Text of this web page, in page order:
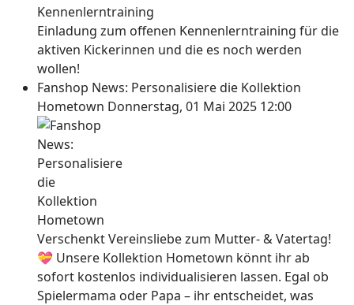
Einladung zum offenen Kennenlerntraining für die
aktiven Kickerinnen und die es noch werden
wollen!
Fanshop News: Personalisiere die Kollektion
Hometown Donnerstag, 01 Mai 2025 12:00
Verschenkt Vereinsliebe zum Mutter- & Vatertag!
💝 Unsere Kollektion Hometown könnt ihr ab
sofort kostenlos individualisieren lassen. Egal ob
Spielermama oder Papa – ihr entscheidet, was